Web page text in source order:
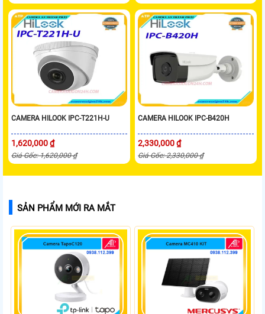
CAMERA HILOOK IPC-T221H-U
1,620,000 ₫
Giá Gốc: 1,620,000 ₫
CAMERA HILOOK IPC-B420H
2,330,000 ₫
Giá Gốc: 2,330,000 ₫
SẢN PHẨM MỚI RA MẮT